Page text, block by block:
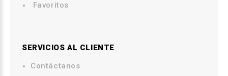
Favoritos
SERVICIOS AL CLIENTE
Contáctanos